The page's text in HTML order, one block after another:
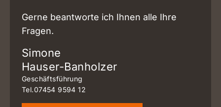
Gerne beantworte ich Ihnen alle Ihre
Fragen.
Simone
Hauser-Banholzer
Geschäftsführung
Tel.07454 9594 12